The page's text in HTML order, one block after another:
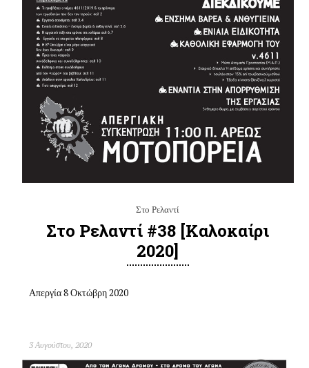
Στο Ρελαντί
Στο Ρελαντί #38 [καλοκαίρι
2020]
Απεργία 8 Οκτώβρη 2020
3 Αυγούστου, 2020